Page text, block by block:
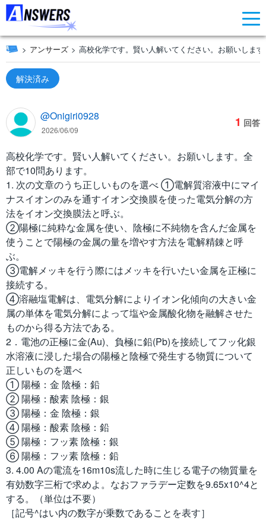
アンサーズ 高校化学です。賢い人解いてください。お願いしま
解決済み
@Onigiri0928
2026/06/09
1 回答
高校化学です。賢い人解いてください。お願いします。全
部で10問あります。
1. 次の文章のうち正しいものを選べ ①電解質溶液中にマイ
ナスイオンのみを通すイオン交換膜を使った電気分解の方
法をイオン交換膜法と呼ぶ。
②陽極に純粋な金属を使い、陰極に不純物を含んだ金属を
使うことで陽極の金属の量を増やす方法を電解精錬と呼
ぶ。
③電解メッキを行う際にはメッキを行いたい金属を正極に
接続する。
④溶融塩電解は、電気分解によりイオン化傾向の大きい金
属の単体を電気分解によって塩や金属酸化物を融解させた
ものから得る方法である。
2．電池の正極に金(Au)、負極に鉛(Pb)を接続してフッ化銀
水溶液に浸した場合の陽極と陰極で発生する物質について
正しいものを選べ
① 陽極：金 陰極：鉛
② 陽極：酸素 陰極：銀
③ 陽極：金 陰極：銀
④ 陽極：酸素 陰極：鉛
⑤ 陽極：フッ素 陰極：銀
⑥ 陽極：フッ素 陰極：鉛
3. 4.00 Aの電流を16m10s流した時に生じる電子の物質量を
有効数字三桁で求めよ。なおファラデー定数を9.65x10^4と
する。（単位は不要）
［記号^はい内の数字が乗数であることを表す］